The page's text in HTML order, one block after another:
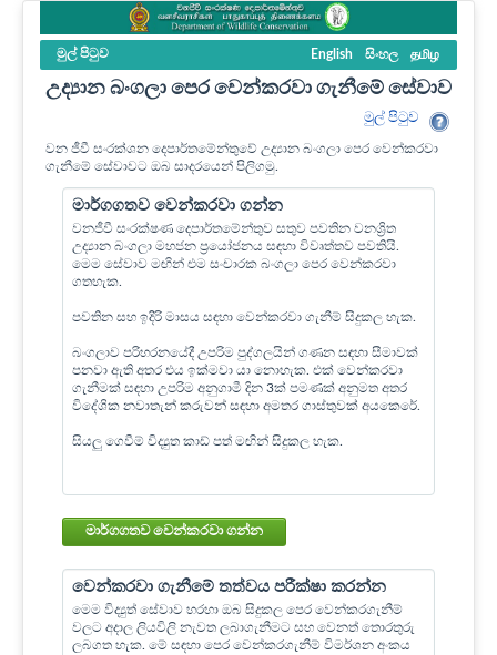
මුල් පි‍ටුව English සිංහල தமிழ
උද්‍යාන බංගලා පෙර වෙන්කරවා ගැනීමේ සේවාව
මුල් පි‍ටුව
වන ජීවී සංරක්ශන දෙපාර්තමේන්තුවේ උද්‍යාන බංගලා පෙර වෙන්කරවා
ගැනීමේ සේවාවට ඔබ සාදරයෙන් පිලිගමු.
මාර්ගගතව වෙන්කරවා ගන්න
වනජීවී සංරක්ෂණ දෙපාර්තමේන්තුව සතුව පවතින වනශ්‍රිත
උද්‍යාන බංගලා මහජන ප්‍රයෝජනය සඳහා විවෘත්තව පවතියි.
මෙම සේවාව මඟින් එම සංචාරක බංගලා පෙර වෙන්කරවා
ගතහැක.
පවතින සහ ඉදිරි මාසය සඳහා වෙන්කරවා ගැනීම් සිදුකල හැක.
බංගලාව පරිහරනයේදී උපරිම පුද්ගලයින් ගණන සඳහා සීමාවක්
පනවා ඇති අතර එය ඉක්මවා යා නොහැක. එක් වෙන්කරවා
ගැනීමක් සඳහා උපරිම අනුගාමී දින 3ක් පමණක් අනුමත අතර
විදේශික නවාතැන් කරුවන් සඳහා අමතර ගාස්තුවක් අයකෙරේ.
සියලු ගෙවීම් විද්‍යුත කාඩ් පත් මඟින් සිදුකල හැක.
මාර්ගගතව වෙන්කරවා ගන්න
වෙන්කරවා ගැනීමේ තත්වය පරීක්ෂා කරන්න
මෙම විද්‍යුත් සේවාව හරහා ඔබ සිදුකල පෙර වෙන්කරගැනීම්
වලට අදාල ලියවිලි නැවත ලබාගැනීමට සහ වෙනත් තොරතුරු
ලබගත හැක. මේ සඳහා පෙර වෙන්කරගැනීම් විමර්ශන අංකය